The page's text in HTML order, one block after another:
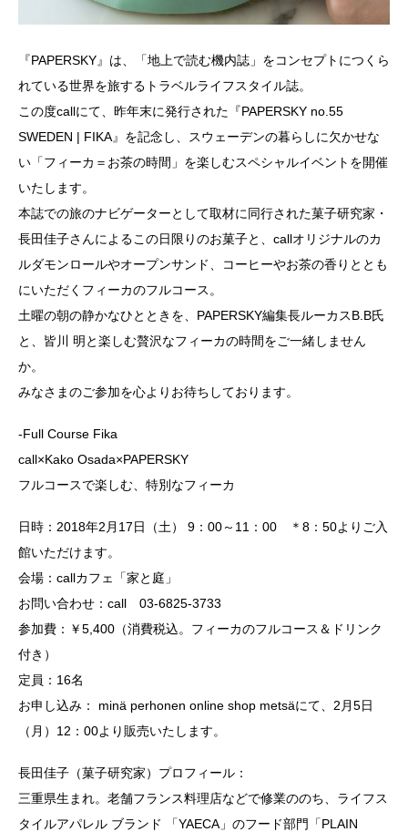
『PAPERSKY』は、「地上で読む機内誌」をコンセプトにつくら
れている世界を旅するトラベルライフスタイル誌。
この度callにて、昨年末に発行された『PAPERSKY no.55
SWEDEN | FIKA』を記念し、スウェーデンの暮らしに欠かせな
い「フィーカ＝お茶の時間」を楽しむスペシャルイベントを開催
いたします。
本誌での旅のナビゲーターとして取材に同行された菓子研究家・
長田佳子さんによるこの日限りのお菓子と、callオリジナルのカ
ルダモンロールやオープンサンド、コーヒーやお茶の香りととも
にいただくフィーカのフルコース。
土曜の朝の静かなひとときを、PAPERSKY編集長ルーカスB.B氏
と、皆川 明と楽しむ贅沢なフィーカの時間をご一緒しません
か。
みなさまのご参加を心よりお待ちしております。
-Full Course Fika
call×Kako Osada×PAPERSKY
フルコースで楽しむ、特別なフィーカ
日時：2018年2月17日（土） 9：00～11：00 ＊8：50よりご入
館いただけます。
会場：callカフェ「家と庭」
お問い合わせ： call 03-6825-3733
参加費：￥5,400（消費税込。フィーカのフルコース＆ドリンク
付き）
定員：16名
お申し込み： minä perhonen online shop metsäにて、2月5日
（月）12：00より販売いたします。
長田佳子（菓子研究家）プロフィール：
三重県生まれ。老舗フランス料理店などで修業ののち、ライフス
タイルアパレル ブランド 「YAECA」のフード部門「PLAIN